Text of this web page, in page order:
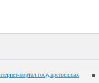
портал государственных